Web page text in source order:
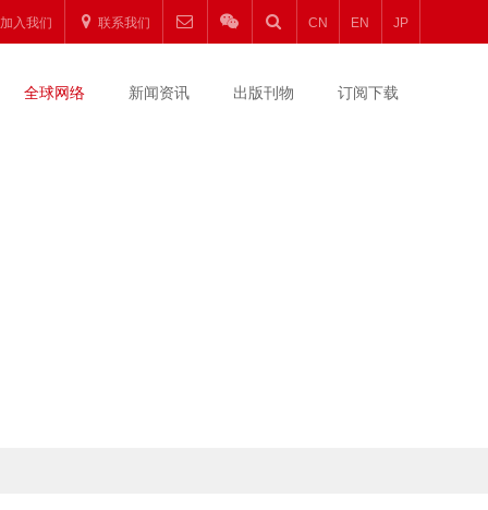
加入我们 联系我们 CN EN JP
全球网络 新闻资讯 出版刊物 订阅下载